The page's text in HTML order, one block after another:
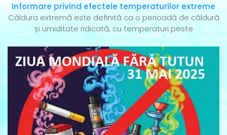
Informare privind efectele temperaturilor extreme
Căldura extremă este definită ca o perioadă de căldură
și umiditate ridicată, cu temperaturi peste